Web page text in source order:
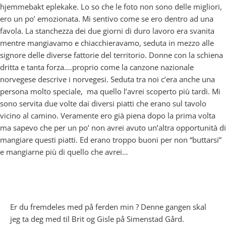
hjemmebakt eplekake. Lo so che le foto non sono delle migliori,
ero un po’ emozionata. Mi sentivo come se ero dentro ad una
favola. La stanchezza dei due giorni di duro lavoro era svanita
mentre mangiavamo e chiacchieravamo, seduta in mezzo alle
signore delle diverse fattorie del territorio. Donne con la schiena
dritta e tanta forza….proprio come la canzone nazionale
norvegese descrive i norvegesi. Seduta tra noi c’era anche una
persona molto speciale, ma quello l’avrei scoperto più tardi. Mi
sono servita due volte dai diversi piatti che erano sul tavolo
vicino al camino. Veramente ero già piena dopo la prima volta
ma sapevo che per un po’ non avrei avuto un’altra opportunità di
mangiare questi piatti. Ed erano troppo buoni per non “buttarsi”
e mangiarne più di quello che avrei…
Er du fremdeles med på ferden min ? Denne gangen skal
jeg ta deg med til Brit og Gisle på Simenstad Gård.